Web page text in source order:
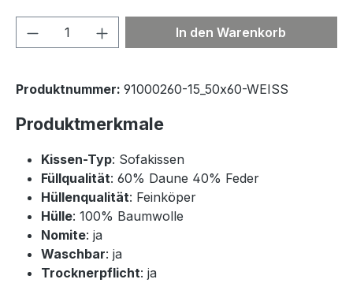
Produkt Anzahl: Gib denIn den Warenkorb
Produktnummer: 91000260-15_50x60-WEISS
Produktmerkmale
Kissen-Typ: Sofakissen
Füllqualität: 60% Daune 40% Feder
Hüllenqualität: Feinköper
Hülle: 100% Baumwolle
Nomite: ja
Waschbar: ja
Trocknerpflicht: ja